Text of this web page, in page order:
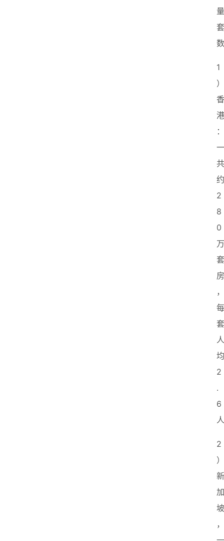
量
套
数
1
）
香
港
：
一
共
约
2
8
0
万
套
房
，
每
套
人
均
2
.
6
人
2
）
新
加
坡
，